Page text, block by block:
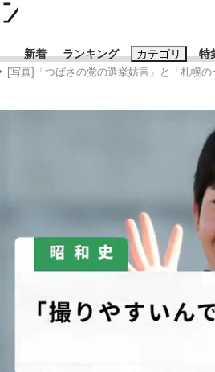
新着 ランキング カテゴリ
する。でも…」本田圭佑が初めて明かし
特
おすすめのキーワー
#
#玉木雄一郎
#亀和田武
[写真]「つばさの党の選挙妨害」と「札幌